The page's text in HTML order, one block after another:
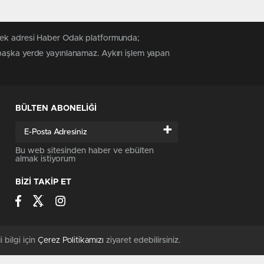
adresi Haber Odak platformunda;
yerde yayınlanamaz. Aykırı işlem yapan
BÜLTEN ABONELİĞİ
+
Bu web sitesinden haber ve ebülten
almak istiyorum
BİZİ TAKİP ET
bilgi için Çerez Politikamızı ziyaret edebilirsiniz.